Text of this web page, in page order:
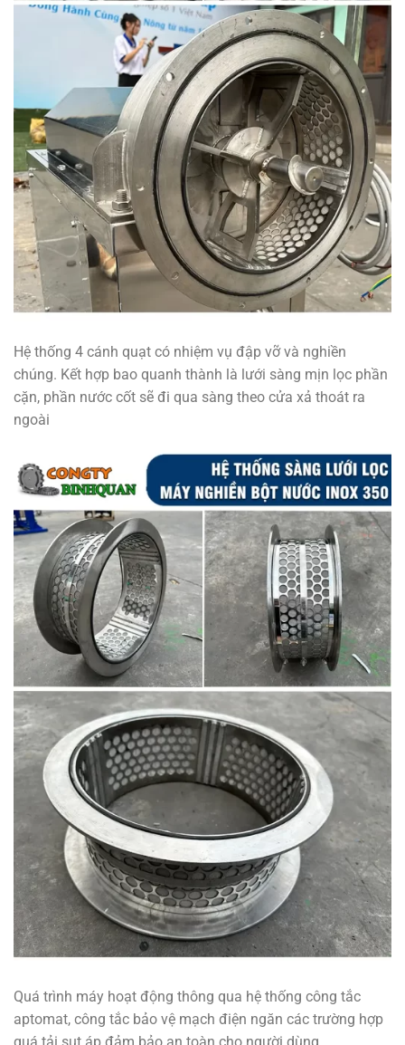
Hệ thống 4 cánh quạt có nhiệm vụ đập vỡ và nghiền
chúng. Kết hợp bao quanh thành là lưới sàng mịn lọc phần
cặn, phần nước cốt sẽ đi qua sàng theo cửa xả thoát ra
ngoài
Quá trình máy hoạt động thông qua hệ thống công tắc
aptomat, công tắc bảo vệ mạch điện ngăn các trường hợp